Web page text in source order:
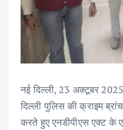
नई दिल्ली, 23 अक्टूबर
दिल्ली पुलिस की क्राइम
करते हुए एनडीपीएस एक्ट के